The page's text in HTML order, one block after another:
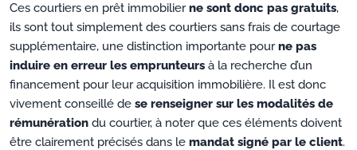
Ces courtiers en prêt immobilierne sont donc pas gratuits,
ils sont tout simplement des courtiers sans frais de courtage
supplémentaire, une distinction importante pourne pas
induire en erreur les emprunteurs à la recherche d’un
financement pour leur acquisition immobilière. Il est donc
vivement conseillé de se renseigner sur les modalités de
rémunération du courtier, à noter que ces éléments doivent
être clairement précisés dans le mandat signé par le client.